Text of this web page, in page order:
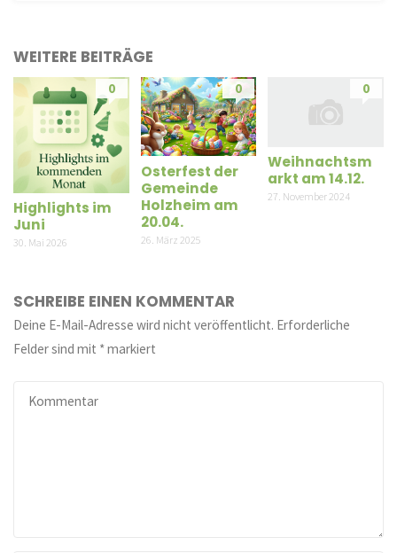
WEITERE BEITRÄGE
0
Highlights im
Juni
30. Mai 2026
0
Osterfest der
Gemeinde
Holzheim am
20.04.
26. März 2025
0
Weihnachtsm
arkt am 14.12.
27. November 2024
SCHREIBE EINEN KOMMENTAR
Deine E-Mail-Adresse wird nicht veröffentlicht. Erforderliche
Felder sind mit *markiert